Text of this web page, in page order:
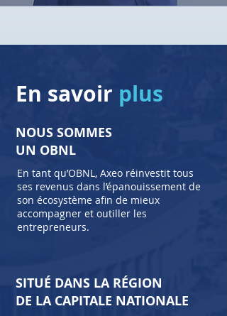
En savoir plus
NOUS SOMMES
UN OBNL
En tant qu’OBNL, Axeo réinvestit tous
ses revenus dans l’épanouissement de
son écosystème afin de mieux
accompagner et outiller les
entrepreneurs.
SITUÉ DANS LA RÉGION
DE LA CAPITALE NATIONALE